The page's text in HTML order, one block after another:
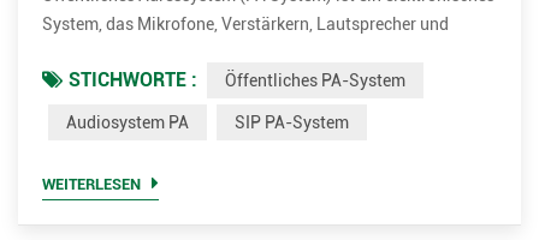
System, das Mikrofone, Verstärkern, Lautsprecher und
Volumen (Lautstärke) einer menschlichen Stimme, ein
Musikinstrument oder andere akustische Klangquelle oder
erfordert, dass ein An...
STICHWORTE : Öffentliches PA-System
Audiosystem PA SIP PA-System
WEITERLESEN